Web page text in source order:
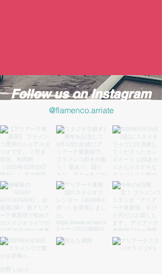
Follow us on Instagram
@flamenco.arriate